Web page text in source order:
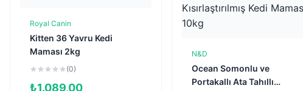
Sepete Ekle
Royal Canin
Kitten 36 Yavru Kedi
Maması 2kg
(0)
₺1.089,00
N&D
Ocean Somonlu ve
Portakallı Ata Tahıllı